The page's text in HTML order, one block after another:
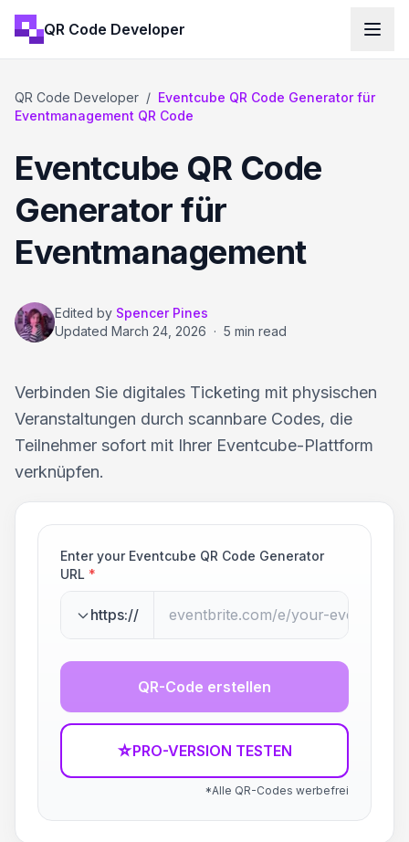
QR Code Developer
QR Code Developer / Eventcube QR Code Generator für
Eventmanagement QR Code
Eventcube QR Code
Generator für
Eventmanagement
Edited by Spencer Pines
Updated March 24, 2026 · 5 min read
Verbinden Sie digitales Ticketing mit physischen
Veranstaltungen durch scannbare Codes, die
Teilnehmer sofort mit Ihrer Eventcube-Plattform
verknüpfen.
Enter your Eventcube QR Code Generator
URL *
https://
QR-Code erstellen
☆PRO-VERSION TESTEN
*Alle QR-Codes werbefrei